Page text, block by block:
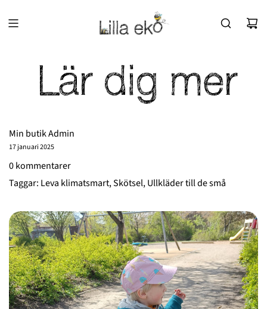
Lär dig mer
Min butik Admin
17 januari 2025
0 kommentarer
Taggar: Leva klimatsmart,Skötsel,Ullkläder till de små